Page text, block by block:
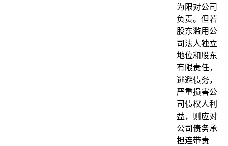
为限对公司
负责。但若
股东滥用公
司法人独立
地位和股东
有限责任，
逃避债务，
严重损害公
司债权人利
益，则应对
公司债务承
担连带责